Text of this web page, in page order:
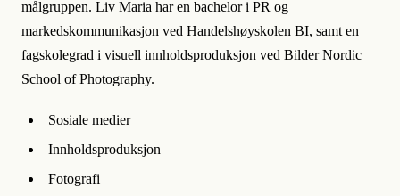
målgruppen. Liv Maria har en bachelor i PR og
markedskommunikasjon ved Handelshøyskolen BI, samt en
fagskolegrad i visuell innholdsproduksjon ved Bilder Nordic
School of Photography.
Sosiale medier
Innholdsproduksjon
Fotografi